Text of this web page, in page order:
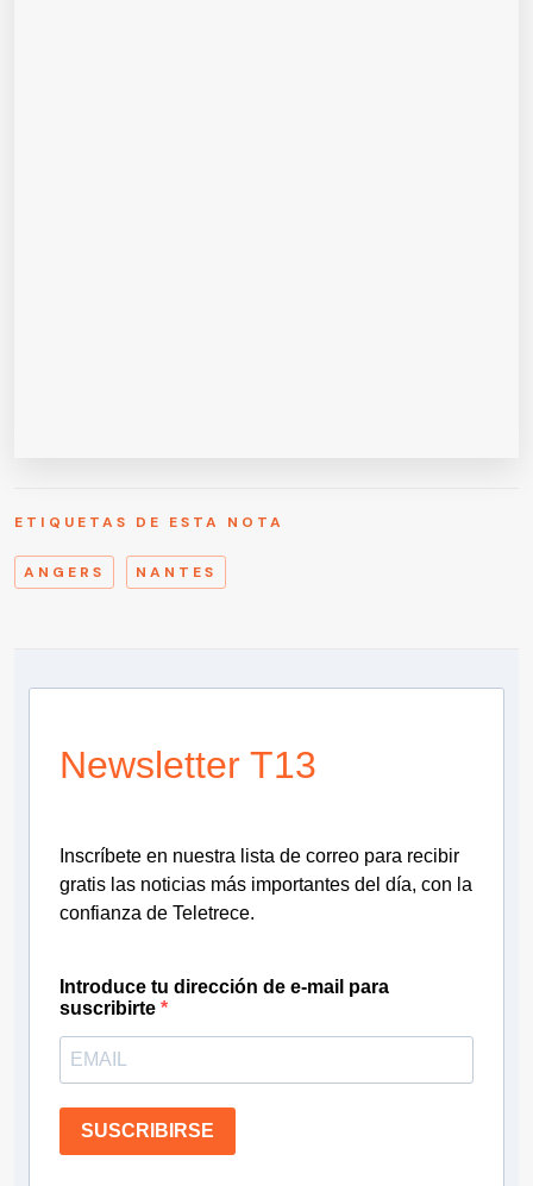
ETIQUETAS DE ESTA NOTA
ANGERS NANTES
Newsletter T13
Inscríbete en nuestra lista de correo para recibir
gratis las noticias más importantes del día, con la
confianza de Teletrece.
Introduce tu dirección de e-mail para
suscribirte
SUSCRIBIRSE